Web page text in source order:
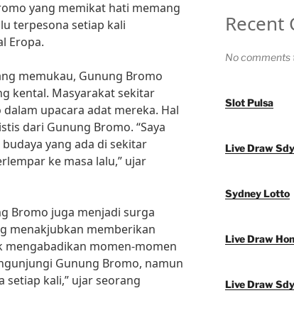
yang memikat hati memang
terpesona setiap kali
Eropa.
memukau, Gunung Bromo
kental. Masyarakat sekitar
upacara adat mereka. Hal
dari Gunung Bromo. “Saya
yang ada di sekitar
ke masa lalu,” ujar
Bromo juga menjadi surga
menakjubkan memberikan
momen-momen
Gunung Bromo, namun
setiap kali,” ujar seorang
Recent
No comments
Slot Pulsa
Live Draw Sdy
Sydney Lotto
Live Draw
Live Draw Sdy